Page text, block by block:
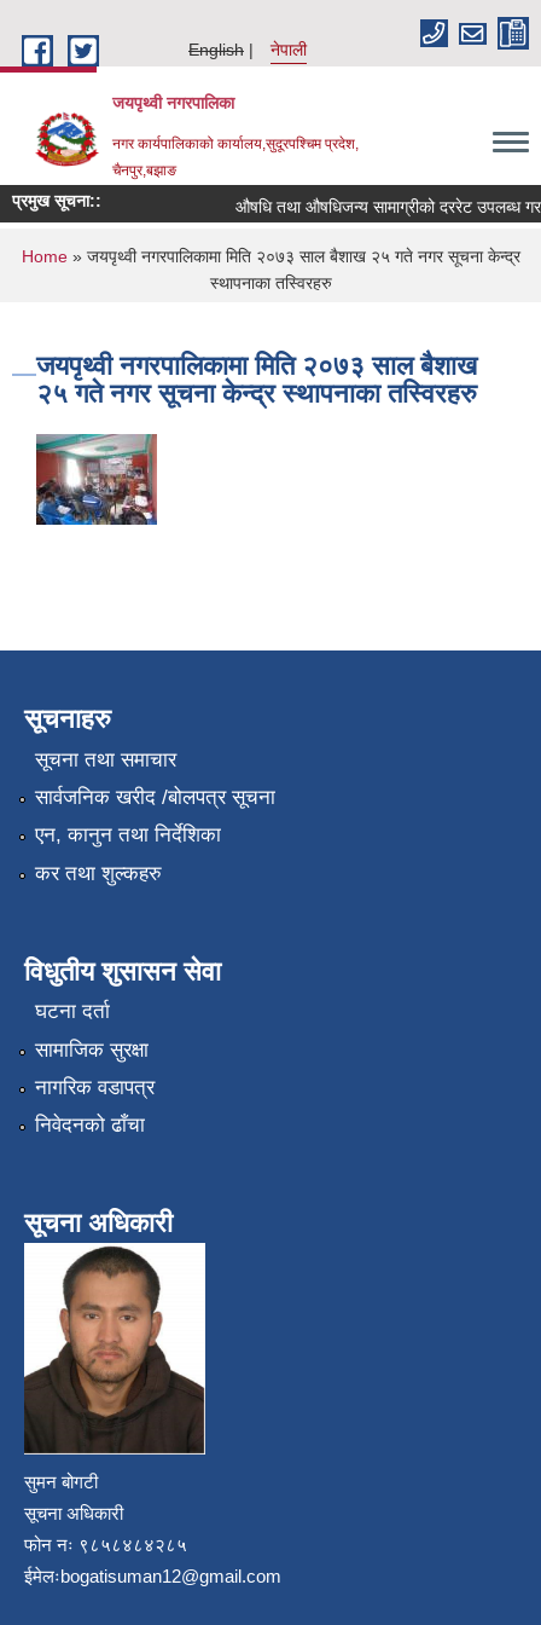
English
नेपाली
जयपृथ्वी नगरपालिका
नगर कार्यपालिकाको कार्यालय,सुदूरपश्चिम प्रदेश,
चैनपुर,बझाङ
प्रमुख सूचना:: औषधि तथा औषधिजन्य सामाग्रीको दररेट उपलब्ध
You are here
Home» जयपृथ्वी नगरपालिकामा मिति २०७३ साल बैशाख २५ गते नगर सूचना केन्द्र
स्थापनाका तस्विरहरु
जयपृथ्वी नगरपालिकामा मिति २०७३ साल बैशाख
२५ गते नगर सूचना केन्द्र स्थापनाका तस्विरहरु
सूचनाहरु
सूचना तथा समाचार
सार्वजनिक खरीद /बोलपत्र सूचना
एन, कानुन तथा निर्देशिका
कर तथा शुल्कहरु
विधुतीय शुसासन सेवा
घटना दर्ता
सामाजिक सुरक्षा
नागरिक वडापत्र
निवेदनको ढाँचा
सूचना अधिकारी
सुमन बोगटी
सूचना अधिकारी
फोन नः ९८५८४८४२८५
ईमेलःbogatisuman12@gmail.com